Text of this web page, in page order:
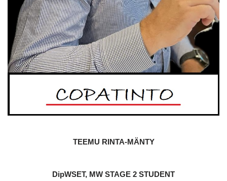
TEEMU RINTA-MÄNTY
DipWSET, MW STAGE 2 STUDENT